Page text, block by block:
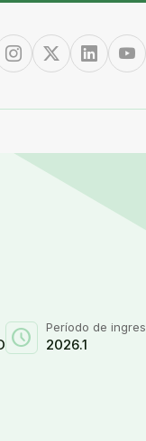
InstagramTwitter/XLinkedin
schedule Período de
2026.1